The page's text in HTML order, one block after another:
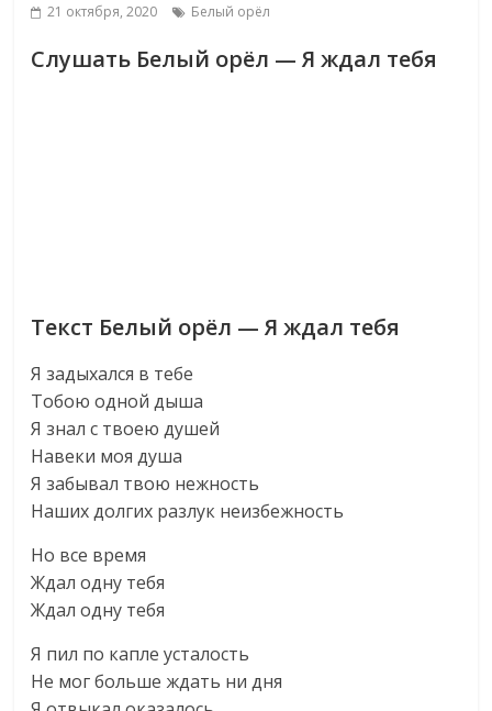
21 октября, 2020 Белый орёл
Слушать Белый орёл — Я ждал тебя
Текст Белый орёл — Я ждал тебя
Я задыхался в тебе
Тобою одной дыша
Я знал с твоею душей
Навеки моя душа
Я забывал твою нежность
Наших долгих разлук неизбежность
Но все время
Ждал одну тебя
Ждал одну тебя
Я пил по капле усталость
Не мог больше ждать ни дня